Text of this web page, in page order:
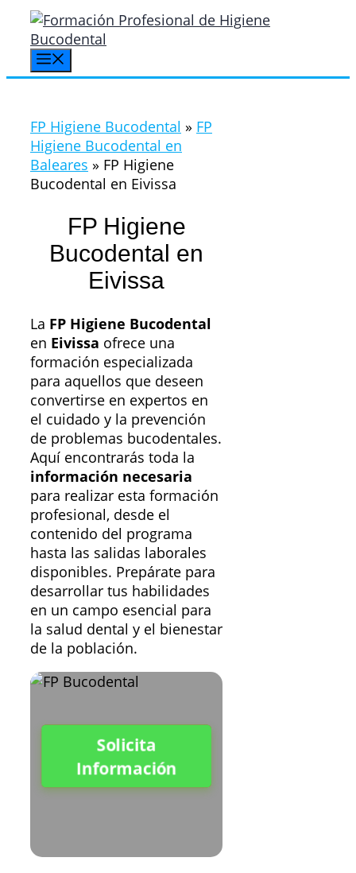
Saltar
contenido
FP Higiene Bucodental » FP
Higiene Bucodental en
Baleares » FP Higiene
Bucodental en Eivissa
FP Higiene
Bucodental en
Eivissa
La FP Higiene Bucodental
en Eivissa ofrece una
formación especializada
para aquellos que deseen
convertirse en expertos en
el cuidado y la prevención
de problemas bucodentales.
Aquí encontrarás toda la
información necesaria
para realizar esta formación
profesional, desde el
contenido del programa
hasta las salidas laborales
disponibles. Prepárate para
desarrollar tus habilidades
en un campo esencial para
la salud dental y el bienestar
de la población.
Solicita
Información